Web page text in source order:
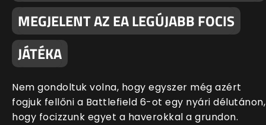
MEGJELENT AZ EA LEGÚJABB FOCIS
JÁTÉKA
Nem gondoltuk volna, hogy egyszer még azért
fogjuk fellőni a Battlefield 6-ot egy nyári délutánon,
hogy focizzunk egyet a haverokkal a grundon.